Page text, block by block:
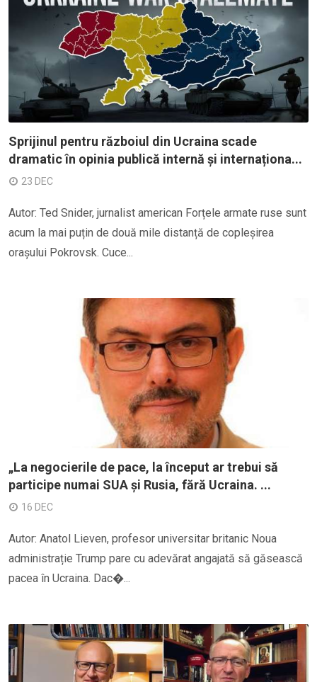
Sprijinul pentru războiul din Ucraina scade
dramatic în opinia publică internă și internaționa...
23 DEC
Autor: Ted Snider, jurnalist american Forțele armate ruse sunt
acum la mai puțin de două mile distanță de copleșirea
orașului Pokrovsk. Cuce...
„La negocierile de pace, la început ar trebui să
participe numai SUA și Rusia, fără Ucraina. ...
16 DEC
Autor: Anatol Lieven, profesor universitar britanic Noua
administrație Trump pare cu adevărat angajată să găsească
pacea în Ucraina. Dac�...